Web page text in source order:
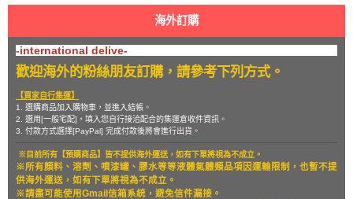
海外訂購
-international delive-
歡迎海外的粉絲朋友訂購，請參考下列方式。
【買家自行集運】
1. 選購商品加入購物車，並進入結帳。
2. 選用[一般宅配]，填入您自行接洽配合的集運倉收件資訊。
3. 付款方式選擇[PayPal] 完成付款後將會進行出貨。
※目前所有【預購商品】皆不提供海外運送，如有下單將視為不成立。
※所有顏料、溶劑、噴漆罐、膠水等等液體氣體類品項因運輸限制，也暫不提
供海外運送，如有下單將視為不成立。
※請盡可能使用Gmail信箱系統，避免信件漏接。